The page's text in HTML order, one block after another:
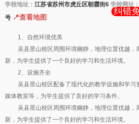
纠错
学校地址： 江苏省苏州市虎丘区朝霞街6
号 📍查看地图
学校网址：
1、自然环境优美
吴县景山校区周围环境幽静，地理位置优越，
新，为学生提供了一个良好的学习和生活环境。
2、设施齐全
吴县景山校区配备了现代化的教学设施和学习
媒体教室等，为学生提供了良好的学习条件。
吴县景山校区周围环境幽静，地理位置优越，
新，为学生提供了一个良好的学习和生活环境。